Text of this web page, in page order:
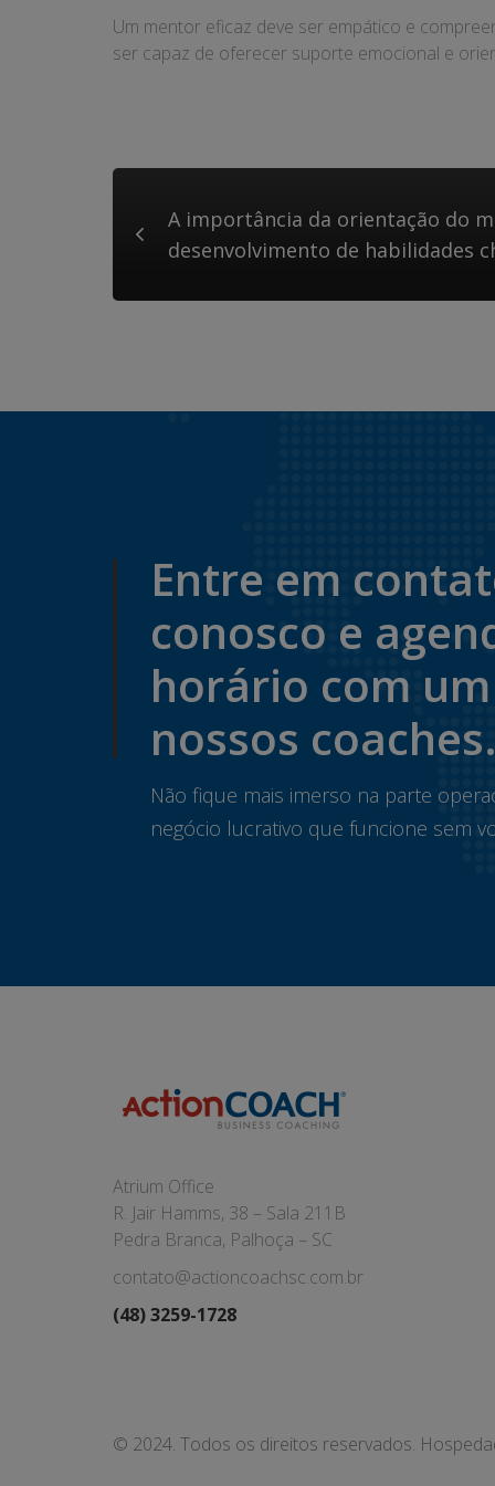
Um mentor eficaz deve ser empático e
ser capaz de oferecer suporte emocional e
A importância da orientação do
desenvolvimento de habilidades
Entre em
conosco e
horário com
nossos coaches.
Não fique mais imerso na parte
negócio lucrativo que funcione sem
Atrium Office
R. Jair Hamms, 38 – Sala 211B
Pedra Branca, Palhoça – SC
contato@actioncoachsc.com.br
(48) 3259-1728
© 2024. Todos os direitos reservados.